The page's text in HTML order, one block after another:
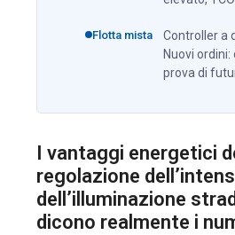
Flotta mista
Controller a
Nuovi ordini:
prova di
I vantaggi energetici
regolazione
dell’illuminazione
dicono realmente i